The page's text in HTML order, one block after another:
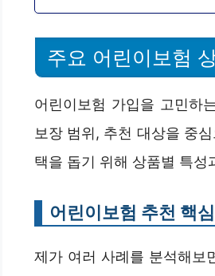
주요 어린이보험
어린이보험 가입을 고민하
보장 범위, 추천 대상을 중
택을 돕기 위해 상품별 특성
어린이보험 추천 핵
제가 여러 사례를 분석해보